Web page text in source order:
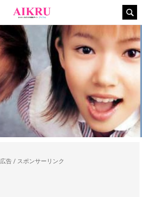
広告 / スポンサーリンク